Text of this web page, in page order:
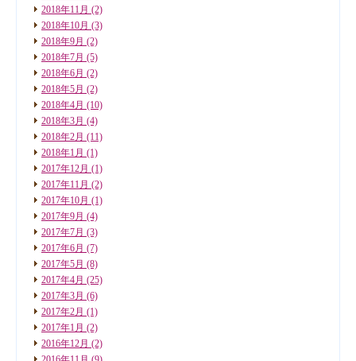
2018年11月 (2)
2018年10月 (3)
2018年9月 (2)
2018年7月 (5)
2018年6月 (2)
2018年5月 (2)
2018年4月 (10)
2018年3月 (4)
2018年2月 (11)
2018年1月 (1)
2017年12月 (1)
2017年11月 (2)
2017年10月 (1)
2017年9月 (4)
2017年7月 (3)
2017年6月 (7)
2017年5月 (8)
2017年4月 (25)
2017年3月 (6)
2017年2月 (1)
2017年1月 (2)
2016年12月 (2)